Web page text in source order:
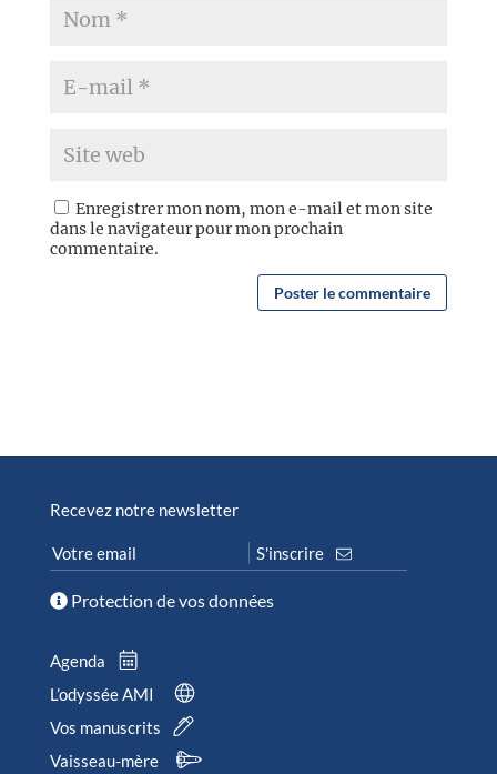
Enregistrer mon nom, mon e-mail et mon site
dans le navigateur pour mon prochain
commentaire.
Recevez notre newsletter
Protection de vos données
Agenda
L’odyssée AMI
Vos manuscrits
Vaisseau-mère